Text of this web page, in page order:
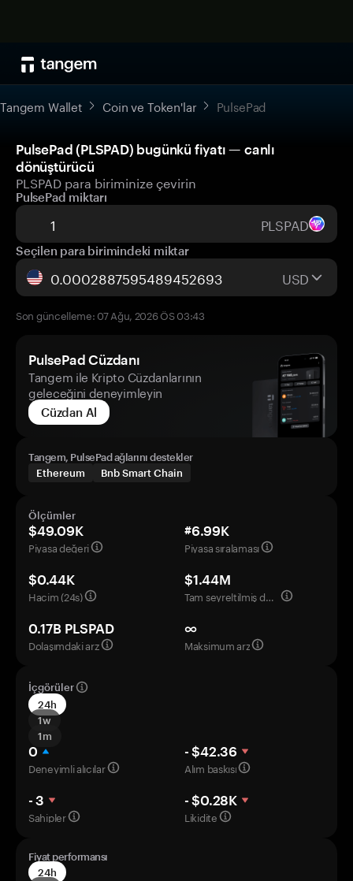
Tangem Wallet Coin ve Token'lar PulsePad
PulsePad (PLSPAD) bugünkü fiyatı — canlı
dönüştürücü
PLSPAD para biriminize çevirin
PulsePad miktarı
PLSPAD
Seçilen para birimindeki miktar
USD
Son güncelleme: 07 Ağu, 2026 ÖS 03:43
PulsePad Cüzdanı
Tangem ile Kripto Cüzdanlarının
geleceğini deneyimleyin
Cüzdan Al
Tangem, PulsePad ağlarını destekler
Ethereum
Bnb Smart Chain
Ölçümler
$49.09K
Piyasa değeri
#6.99K
Piyasa sıralaması
$0.44K
Hacim (24s)
$1.44M
Tam seyreltilmiş değerleme
0.17B PLSPAD
Dolaşımdaki arz
∞
Maksimum arz
İçgörüler
24h
1w
1m
0
Deneyimli alıcılar
- $42.36
Alım baskısı
- 3
Sahipler
- $0.28K
Likidite
Fiyat performansı
24h